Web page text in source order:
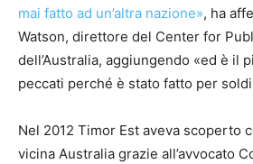
mai fatto ad un’altra nazione», ha
Watson, direttore del Center for
dell’Australia, aggiungendo «ed è il
peccati perché è stato fatto per
Nel 2012 Timor Est aveva scoperto
vicina Australia grazie all’avvocato